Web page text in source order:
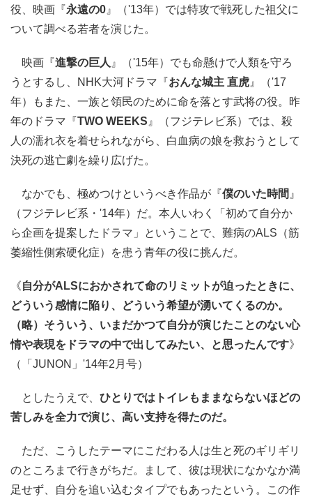
役、映画『永遠の0』（'13年）では特攻で戦死した祖父に
ついて調べる若者を演じた。
映画『進撃の巨人』（'15年）でも命懸けで人類を守ろ
うとするし、NHK大河ドラマ『おんな城主 直虎』（'17
年）もまた、一族と領民のために命を落とす武将の役。昨
年のドラマ『TWO WEEKS』（フジテレビ系）では、殺
人の濡れ衣を着せられながら、白血病の娘を救おうとして
決死の逃亡劇を繰り広げた。
なかでも、極めつけというべき作品が『僕のいた時間 』
（フジテレビ系・'14年）だ。本人いわく「初めて自分か
ら企画を提案したドラマ」ということで、難病のALS（筋
萎縮性側索硬化症）を患う青年の役に挑んだ。
《自分がALSにおかされて命のリミットが迫ったときに、
どういう感情に陥り、どういう希望が湧いてくるのか。
（略）そういう、いまだかつて自分が演じたことのない心
情や表現をドラマの中で出してみたい、と思ったんです》
（「JUNON」'14年2月号）
としたうえで、 ひとりではトイレもままならないほどの
苦しみを全力で演じ、高い支持を得たのだ。
ただ、こうしたテーマにこだわる人は生と死のギリギリ
のところまで行きがちだ。まして、彼は現状になかなか満
足せず、自分を追い込むタイプでもあったという。この作